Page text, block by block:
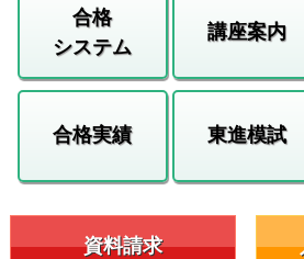
合格
システム
講座案内
合格実績 東進模試
資料請求